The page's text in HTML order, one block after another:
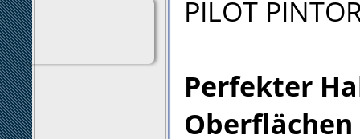
PILOT
Perfekter
Oberflächen